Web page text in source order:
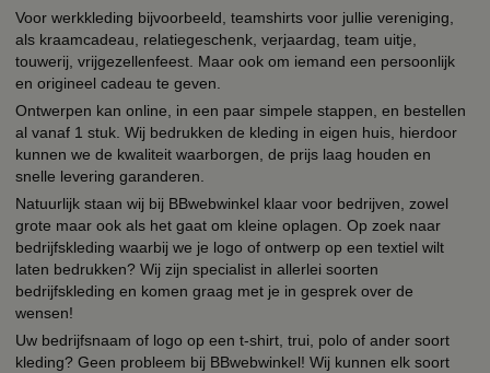
Voor werkkleding bijvoorbeeld, teamshirts voor jullie vereniging,
als kraamcadeau, relatiegeschenk, verjaardag, team uitje,
touwerij, vrijgezellenfeest. Maar ook om iemand een persoonlijk
en origineel cadeau te geven.
Ontwerpen kan online, in een paar simpele stappen, en bestellen
al vanaf 1 stuk. Wij bedrukken de kleding in eigen huis, hierdoor
kunnen we de kwaliteit waarborgen, de prijs laag houden en
snelle levering garanderen.
Natuurlijk staan wij bij BBwebwinkel klaar voor bedrijven, zowel
grote maar ook als het gaat om kleine oplagen. Op zoek naar
bedrijfskleding waarbij we je logo of ontwerp op een textiel wilt
laten bedrukken? Wij zijn specialist in allerlei soorten
bedrijfskleding en komen graag met je in gesprek over de
wensen!
Uw bedrijfsnaam of logo op een t-shirt, trui, polo of ander soort
kleding? Geen probleem bij BBwebwinkel! Wij kunnen elk soort